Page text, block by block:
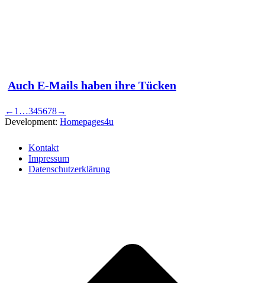
Auch E-Mails haben ihre Tücken
← 1 …345678→
Development: Homepages4u
Kontakt
Impressum
Datenschutzerklärung